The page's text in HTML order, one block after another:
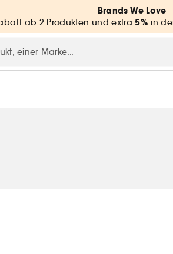
Brands We Love
ab 2 Produkten und extra5% in